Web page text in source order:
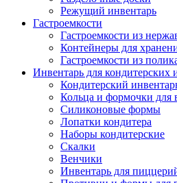
Режущий инвентарь
Гастроемкости
Гастроемкости из
Контейнеры для
Гастроемкости из
Инвентарь для кондитерских
Кондитерский
Кольца и формочки для
Силиконовые формы
Лопатки кондитера
Наборы кондитерские
Скалки
Венчики
Инвентарь для